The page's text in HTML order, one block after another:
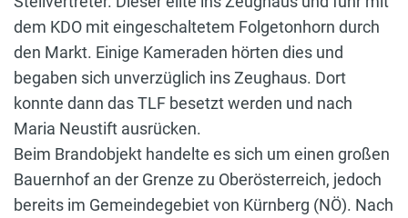
dem KDO mit eingeschaltetem Folgetonhorn durch
den Markt. Einige Kameraden hörten dies und
begaben sich unverzüglich ins Zeughaus. Dort
konnte dann das TLF besetzt werden und nach
Maria Neustift ausrücken.
Beim Brandobjekt handelte es sich um einen großen
Bauernhof an der Grenze zu Oberösterreich, jedoch
bereits im Gemeindegebiet von Kürnberg (NÖ). Nach